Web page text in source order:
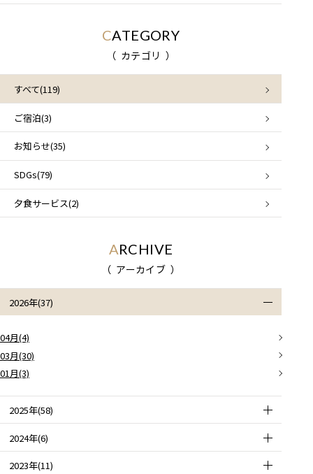
CATEGORY
カテゴリ
すべて(119)
ご宿泊(3)
お知らせ(35)
SDGs(79)
夕食サービス(2)
ARCHIVE
アーカイブ
2026年(37)
04月(4)
03月(30)
01月(3)
2025年(58)
2024年(6)
2023年(11)